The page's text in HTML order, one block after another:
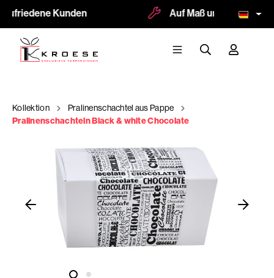
Kunden Auf Maß und Logodruck
Kollektion
Pralinenschachtel aus Pappe
Pralinenschachteln Black & white Chocolate